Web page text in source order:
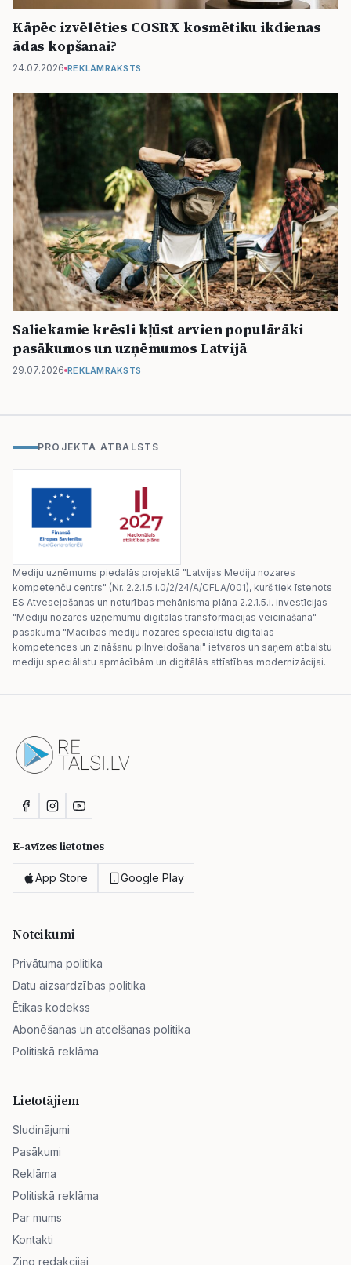
Kāpēc izvēlēties COSRX kosmētiku ikdienas
ādas kopšanai?
24.07.2026 REKLĀMRAKSTS
Saliekamie krēsli kļūst arvien populārāki
pasākumos un uzņēmumos Latvijā
29.07.2026 REKLĀMRAKSTS
PROJEKTA ATBALSTS
Mediju uzņēmums piedalās projektā "Latvijas Mediju nozares
kompetenču centrs" (Nr. 2.2.1.5.i.0/2/24/A/CFLA/001), kurš tiek īstenots
ES Atveseļošanas un noturības mehānisma plāna 2.2.1.5.i. investīcijas
"Mediju nozares uzņēmumu digitālās transformācijas veicināšana"
pasākumā "Mācības mediju nozares speciālistu digitālās
kompetences un zināšanu pilnveidošanai" ietvaros un saņem atbalstu
mediju speciālistu apmācībām un digitālās attīstības modernizācijai.
E-avīzes lietotnes
App Store Google Play
Noteikumi
Privātuma politika
Datu aizsardzības politika
Ētikas kodekss
Abonēšanas un atcelšanas politika
Politiskā reklāma
Lietotājiem
Sludinājumi
Pasākumi
Reklāma
Politiskā reklāma
Par mums
Kontakti
Ziņo redakcijai